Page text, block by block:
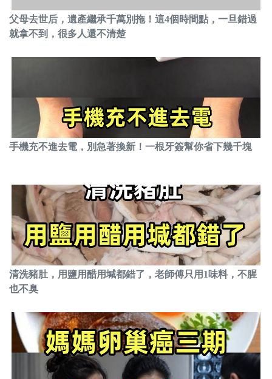
父母去世后，遺產繼承千萬別拖！這4個時間點，一旦錯過
就拿不到，很多人還不清楚
手機充不進去電，別急著換新！一根牙簽幫你省下幾千塊
清洗豬肚，用鹽用醋用堿都錯了，老師傅只用1味料，不腥
也不臭